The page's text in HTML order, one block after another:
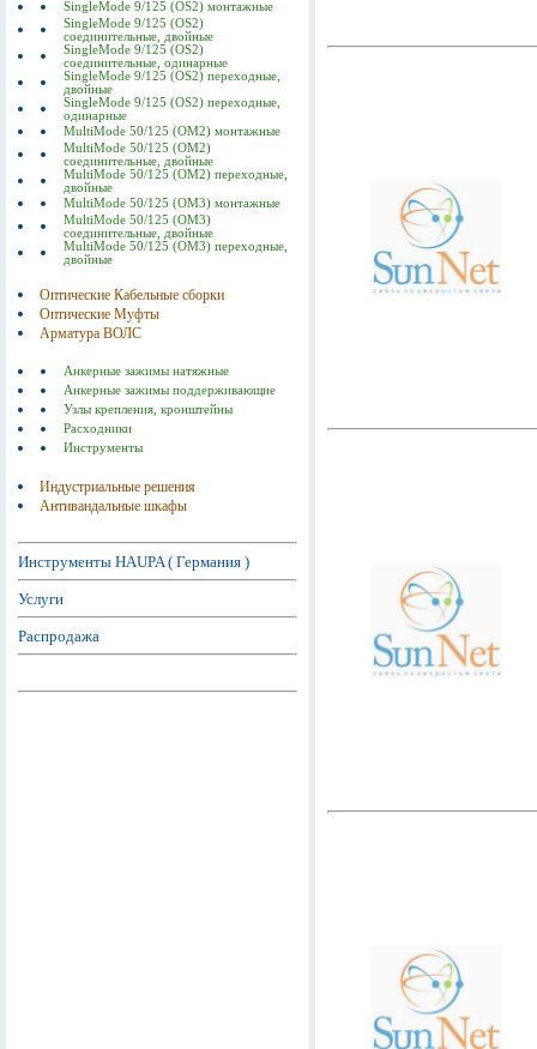
SingleMode 9/125 (OS2) монтажные
SingleMode 9/125 (OS2)
соединительные, двойные
SingleMode 9/125 (OS2)
соединительные, одинарные
SingleMode 9/125 (OS2) переходные,
двойные
SingleMode 9/125 (OS2) переходные,
одинарные
MultiMode 50/125 (OM2) монтажные
MultiMode 50/125 (OM2)
соединительные, двойные
MultiMode 50/125 (OM2) переходные,
двойные
MultiMode 50/125 (OM3) монтажные
MultiMode 50/125 (OM3)
соединительные, двойные
MultiMode 50/125 (OM3) переходные,
двойные
Оптические Кабельные сборки
Оптические Муфты
Арматура ВОЛС
Анкерные зажимы натяжные
Анкерные зажимы поддерживающие
Узлы крепления, кронштейны
Расходники
Инструменты
Индустриальные решения
Антивандальные шкафы
Инструменты HAUPA ( Германия )
Услуги
Распродажа